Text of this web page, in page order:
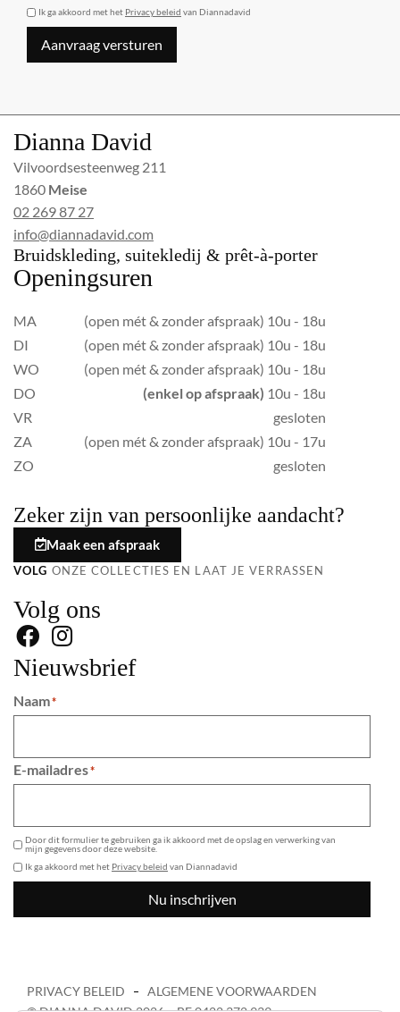
Ik ga akkoord met het Privacy beleid van Diannadavid
Aanvraag versturen
Dianna David
Vilvoordsesteenweg 211
1860 Meise
02 269 87 27
info@diannadavid.com
Bruidskleding, suitekledij & prêt-à-porter
Openingsuren
MA
(open mét & zonder afspraak) 10u - 18u
DI
(open mét & zonder afspraak) 10u - 18u
WO
(open mét & zonder afspraak) 10u - 18u
DO
(enkel op afspraak) 10u - 18u
VR
gesloten
ZA
(open mét & zonder afspraak) 10u - 17u
ZO
gesloten
Zeker zijn van persoonlijke aandacht?
Maak een afspraak
VOLG ONZE COLLECTIES EN LAAT JE VERRASSEN
Volg ons
Nieuwsbrief
Naam*
E-mailadres*
Door dit formulier te gebruiken ga ik akkoord met de opslag en verwerking van
mijn gegevens door deze website.
Ik ga akkoord met het Privacy beleid van Diannadavid
Nu inschrijven
PRIVACY BELEID
ALGEMENE VOORWAARDEN